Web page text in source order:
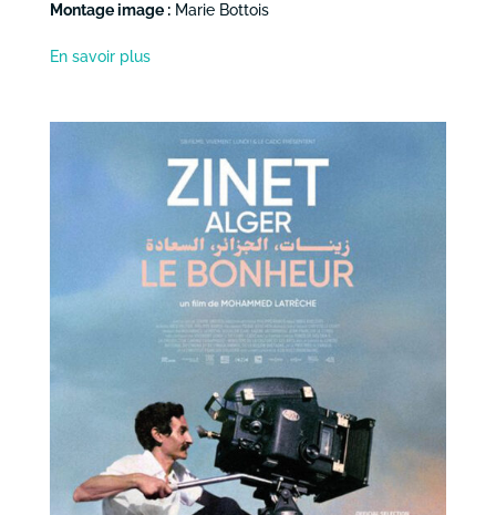
Montage image :Marie Bottois
En savoir plus